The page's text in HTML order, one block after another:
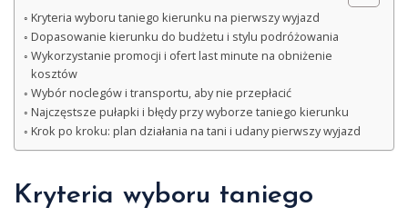
Kryteria wyboru taniego kierunku na pierwszy wyjazd
Dopasowanie kierunku do budżetu i stylu podróżowania
Wykorzystanie promocji i ofert last minute na obniżenie
kosztów
Wybór noclegów i transportu, aby nie przepłacić
Najczęstsze pułapki i błędy przy wyborze taniego kierunku
Krok po kroku: plan działania na tani i udany pierwszy wyjazd
Kryteria wyboru taniego